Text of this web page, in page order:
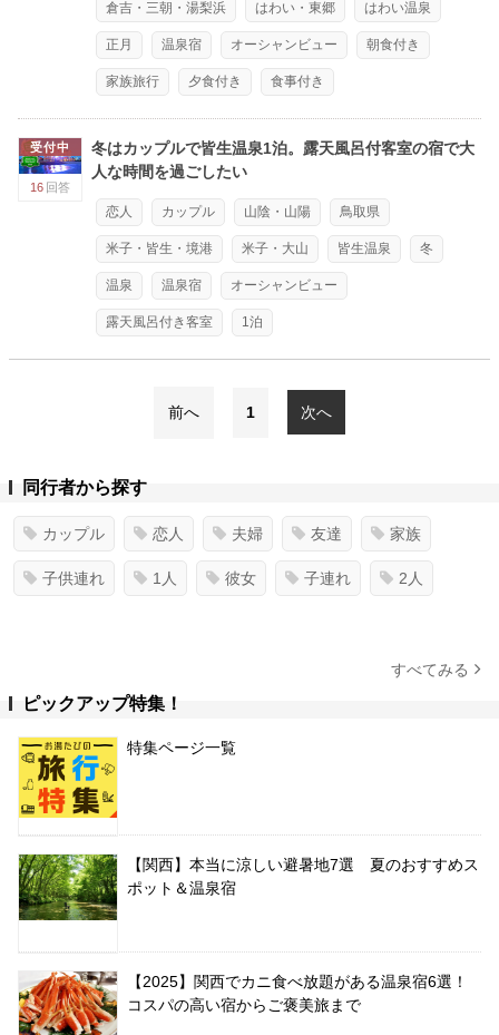
倉吉・三朝・湯梨浜 はわい・東郷 はわい温泉
正月 温泉宿 オーシャンビュー 朝食付き
家族旅行 夕食付き 食事付き
受付中
16 回答
冬はカップルで皆生温泉1泊。露天風呂付客室の宿で大
人な時間を過ごしたい
恋人 カップル 山陰・山陽 鳥取県
米子・皆生・境港 米子・大山 皆生温泉 冬
温泉 温泉宿 オーシャンビュー
露天風呂付き客室 1泊
前へ 1 次へ
同行者から探す
カップル 恋人 夫婦 友達 家族
子供連れ 1人 彼女 子連れ 2人
すべてみる
ピックアップ特集！
特集ページ一覧
【関西】本当に涼しい避暑地7選 夏のおすすめス
ポット＆温泉宿
【2025】関西でカニ食べ放題がある温泉宿6選！
コスパの高い宿からご褒美旅まで